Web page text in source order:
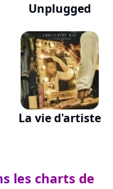
Unplugged
La vie d'artiste
les charts de